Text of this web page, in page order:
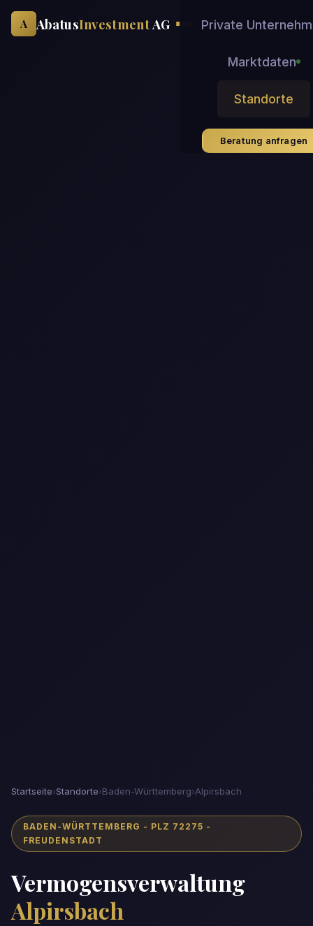
A AbatusInvestmentAG Private
Marktdaten
Standorte
Beratung anfragen
Startseite›Standorte›Baden-Württemberg›Alpirsbach
BADEN-WÜRTTEMBERG - PLZ 72275 -
FREUDENSTADT
Vermogensverwaltung
Alpirsbach